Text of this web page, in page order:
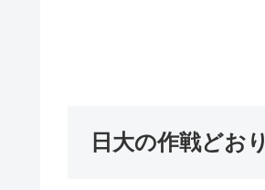
日大の作戦どおり